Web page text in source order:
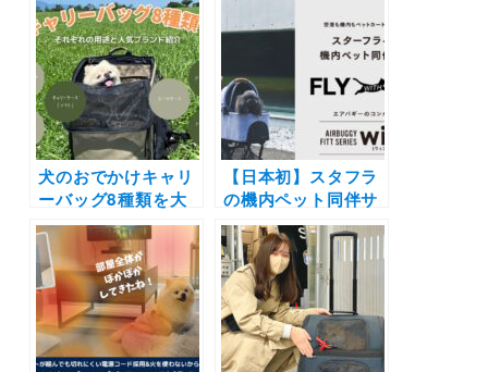
「AIRBUGGY WIZ
X」2/16販売開始！
ペットカートデビュ
ーする飼い主さんに
もおすすめ
のお泊まり写真レポ
や口コミも | 大切な
ペットと特別な旅行
を楽しもう♪
犬のおでかけキャリ
ーバッグ8種類を大
解剖！人気のブラン
ドは？おしゃれなト
ートから機能性の高
いリュックなど上手
に使い分けよう◎
【日本初】スタフラ
の機内ペット同伴サ
ービスでエアバギー
のコンパクトペット
カート
「AIRBUGGY FITT
SERIES WIZ(ウィ
ズ)」の貸出しがスタ
ート